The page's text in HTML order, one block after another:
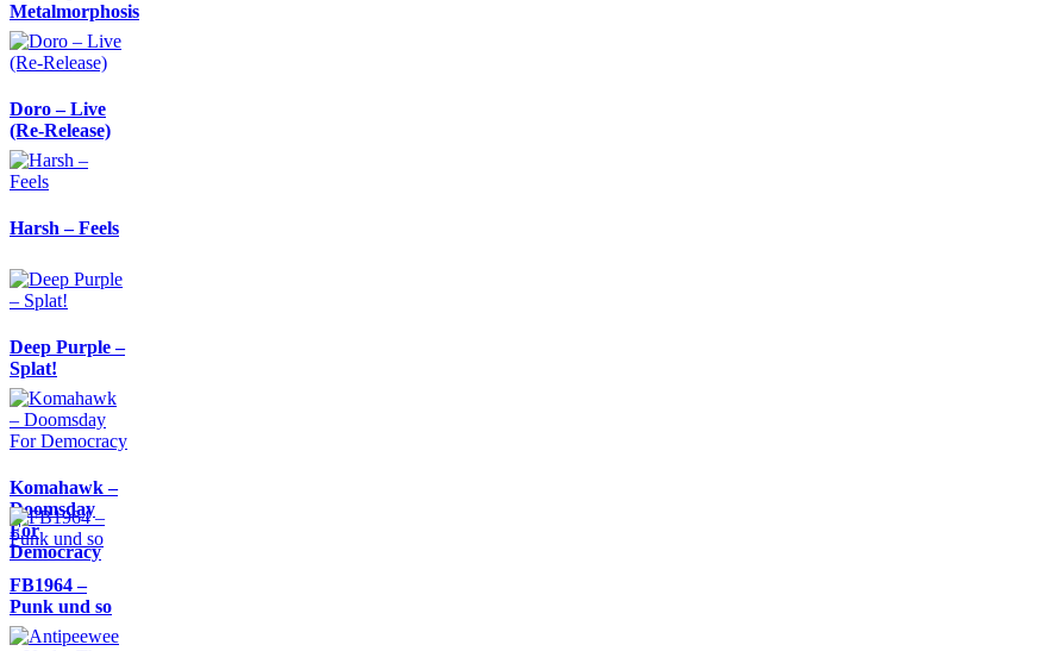
Metalmorphosis
Doro – Live
(Re-Release)
Harsh – Feels
Deep Purple –
Splat!
Komahawk –
Doomsday
For
Democracy
FB1964 –
Punk und so